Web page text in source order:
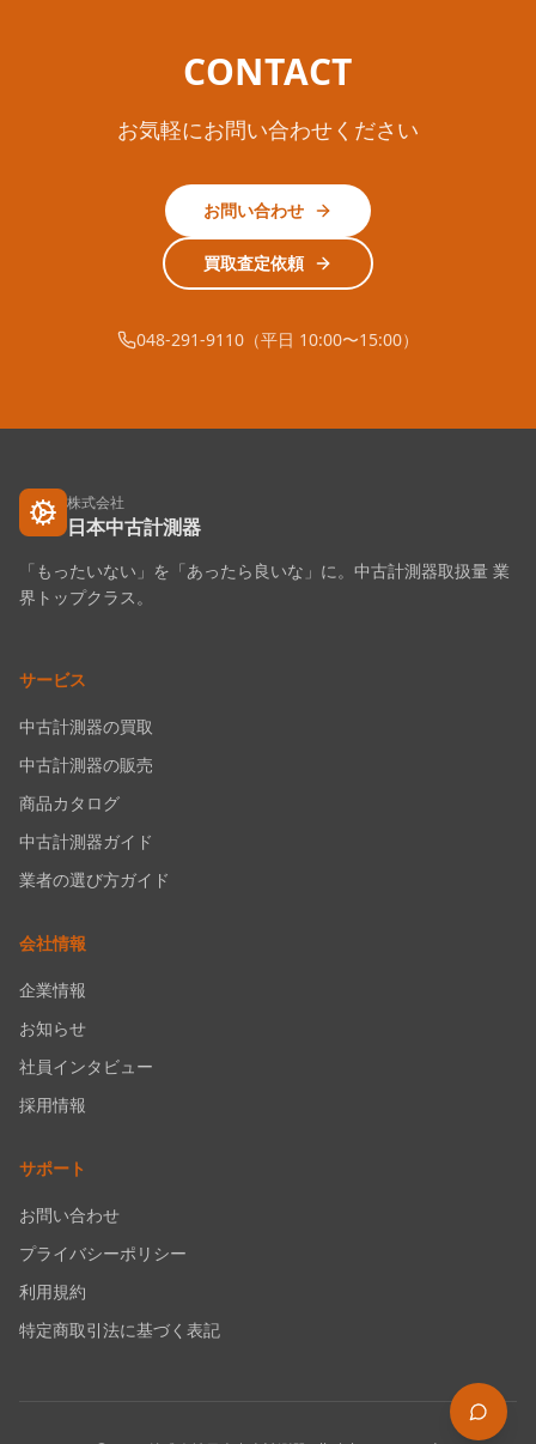
CONTACT
お気軽にお問い合わせください
お問い合わせ
買取査定依頼
048-291-9110（平日 10:00〜15:00）
株式会社
日本中古計測器
「もったいない」を「あったら良いな」に。中古計測器取扱量 業
界トップクラス。
サービス
中古計測器の買取
中古計測器の販売
商品カタログ
中古計測器ガイド
業者の選び方ガイド
会社情報
企業情報
お知らせ
社員インタビュー
採用情報
サポート
お問い合わせ
プライバシーポリシー
利用規約
特定商取引法に基づく表記